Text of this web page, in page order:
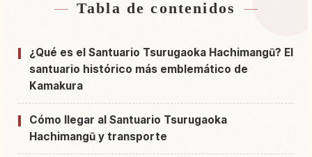
Buscar alojamiento cerca de Tsurugaoka
Buscar experiencias en Tsurugaoka
Hachimangu Shrine
Tabla de contenidos
¿Qué es el Santuario Tsurugaoka Hachimangū? El
santuario histórico más emblemático de
Kamakura
Cómo llegar al Santuario Tsurugaoka
Hachimangū y transporte